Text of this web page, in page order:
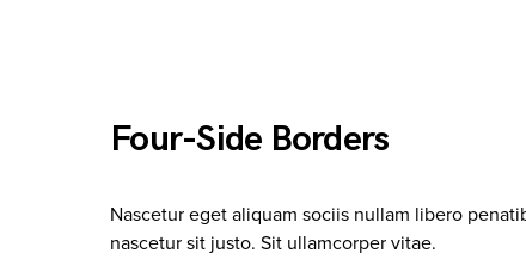
Four-Side Borders
Nascetur eget aliquam sociis nullam libero
nascetur sit justo. Sit ullamcorper vitae.